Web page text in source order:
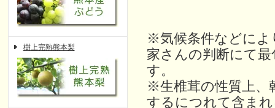
樹上完熟熊本梨
※気候条件などによ
家さんの判断にて
す。
※生椎茸の性質上、
するにつれて含ま